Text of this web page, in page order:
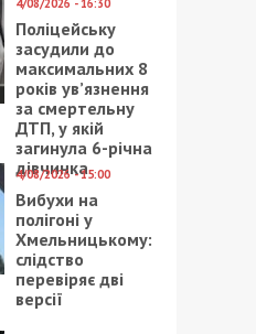
4/08/2026 - 16:30
Поліцейську
засудили до
максимальних 8
років ув’язнення
за смертельну
ДТП, у якій
загинула 6-річна
дівчинка
4/08/2026 - 15:00
Вибухи на
полігоні у
Хмельницькому:
слідство
перевіряє дві
версії